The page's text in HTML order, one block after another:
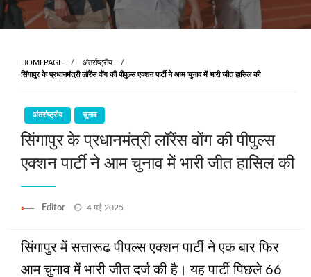
HOMEPAGE
अंतर्राष्ट्रीय
सिंगापुर के प्रधानमंत्री लॉरेंस वोंग की पीपुल्स एक्शन पार्टी ने आम चुनाव में भारी जीत हासिल की
अंतर्राष्ट्रीय चुनाव
सिंगापुर के प्रधानमंत्री लॉरेंस वोंग की पीपुल्स
एक्शन पार्टी ने आम चुनाव में भारी जीत हासिल की
Editor
Posted
4 मई 2025
सिंगापुर में सत्तारूढ पीपल्स एक्शन पार्टी ने एक बार फिर
आम चुनाव में भारी जीत दर्ज की है। यह पार्टी पिछले 66